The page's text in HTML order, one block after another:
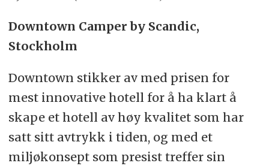
Downtown Camper by Scandic,
Stockholm
Downtown stikker av med prisen for
mest innovative hotell for å ha klart å
skape et hotell av høy kvalitet som har
satt sitt avtrykk i tiden, og med et
miljøkonsept som presist treffer sin